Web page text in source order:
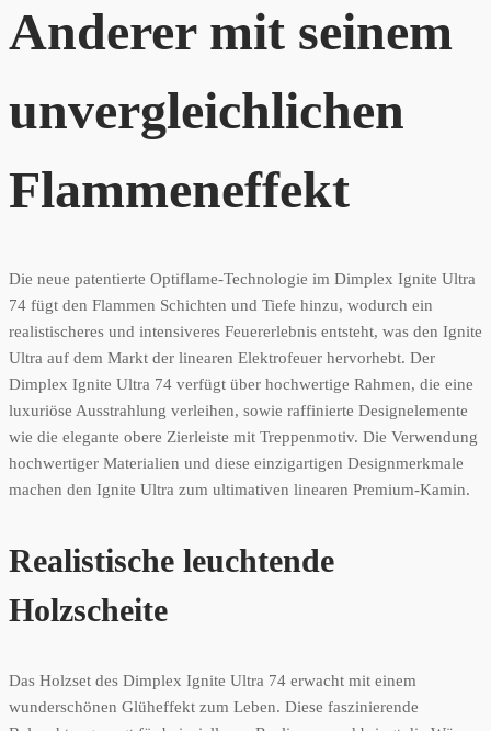
Anderer mit seinem
unvergleichlichen
Flammeneffekt
Die neue patentierte Optiflame-Technologie im Dimplex Ignite Ultra
74 fügt den Flammen Schichten und Tiefe hinzu, wodurch ein
realistischeres und intensiveres Feuererlebnis entsteht, was den Ignite
Ultra auf dem Markt der linearen Elektrofeuer hervorhebt. Der
Dimplex Ignite Ultra 74 verfügt über hochwertige Rahmen, die eine
luxuriöse Ausstrahlung verleihen, sowie raffinierte Designelemente
wie die elegante obere Zierleiste mit Treppenmotiv. Die Verwendung
hochwertiger Materialien und diese einzigartigen Designmerkmale
machen den Ignite Ultra zum ultimativen linearen Premium-Kamin.
Realistische leuchtende
Holzscheite
Das Holzset des Dimplex Ignite Ultra 74 erwacht mit einem
wunderschönen Glüheffekt zum Leben. Diese faszinierende